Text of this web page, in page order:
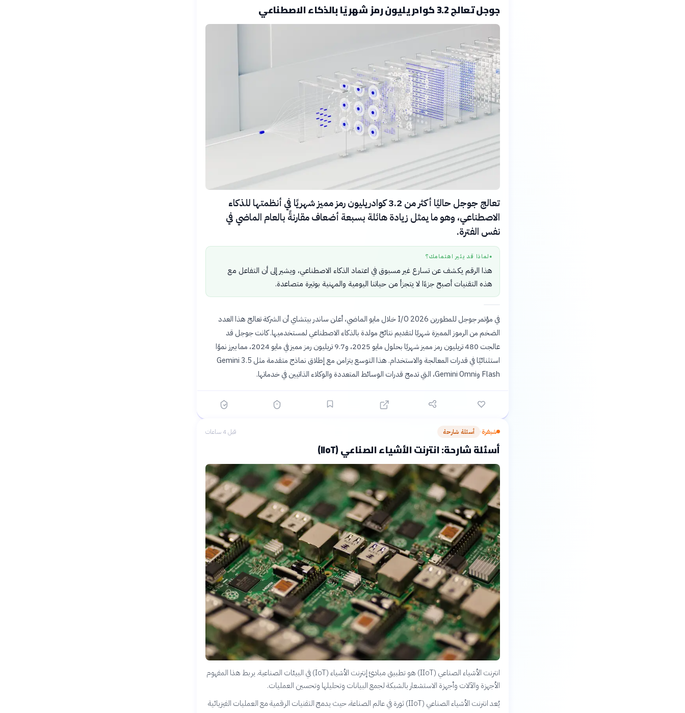
جوجل تعالج 3.2 كوادريليون رمز شهريًا بالذكاء الاصطناعي
تعالج جوجل حاليًا أكثر من 3.2 كوادريليون رمز مميز شهريًا في أنظمتها للذكاء
الاصطناعي، وهو ما يمثل زيادة هائلة بسبعة أضعاف مقارنةً بالعام الماضي في
نفس الفترة.
● لماذا قد يثير اهتمامك؟
هذا الرقم يكشف عن تسارع غير مسبوق في اعتماد الذكاء الاصطناعي، ويشير إلى أن التفاعل مع
هذه التقنيات أصبح جزءًا لا يتجزأ من حياتنا اليومية والمهنية بوتيرة متصاعدة.
في مؤتمر جوجل للمطورين I/O 2026 خلال مايو الماضي، أعلن ساندر بيتشاي أن الشركة تعالج هذا العدد
الضخم من الرموز المميزة شهريًا لتقديم نتائج مولدة بالذكاء الاصطناعي لمستخدميها. كانت جوجل قد
عالجت 480 تريليون رمز مميز شهريًا بحلول مايو 2025، و9.7 تريليون رمز مميز في مايو 2024، مما يبرز نموًا
استثنائيًا في قدرات المعالجة والاستخدام. هذا التوسع يتزامن مع إطلاق نماذج متقدمة مثل Gemini 3.5
Flash وGemini Omni، التي تدمج قدرات الوسائط المتعددة والوكلاء الذاتيين في خدماتها.
شيفرة› أسئلة شارحة قبل 4 ساعات
أسئلة شارحة: انترنت الأشياء الصناعي (IIoT)
انترنت الأشياء الصناعي (IIoT) هو تطبيق مبادئ إنترنت الأشياء (IoT) في البيئات الصناعية. يربط هذا المفهوم
الأجهزة والآلات وأجهزة الاستشعار بالشبكة لجمع البيانات وتحليلها وتحسين العمليات.
يُعد انترنت الأشياء الصناعي (IIoT) ثورة في عالم الصناعة، حيث يدمج التقنيات الرقمية مع العمليات الفيزيائية